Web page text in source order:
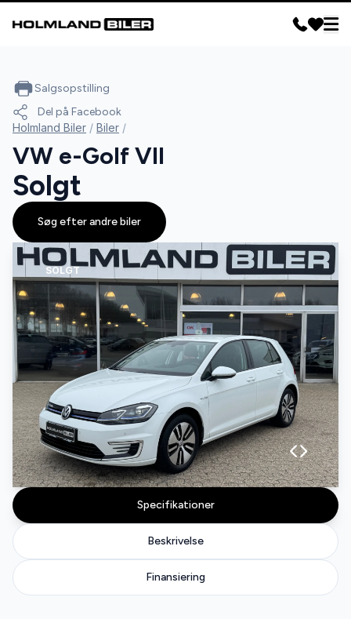
SOLGT
Specifikationer
Beskrivelse
Finansiering
Salgsopstilling
Del på Facebook
Holmland Biler / Biler /
VW e-Golf VII
Solgt
Søg efter andre biler